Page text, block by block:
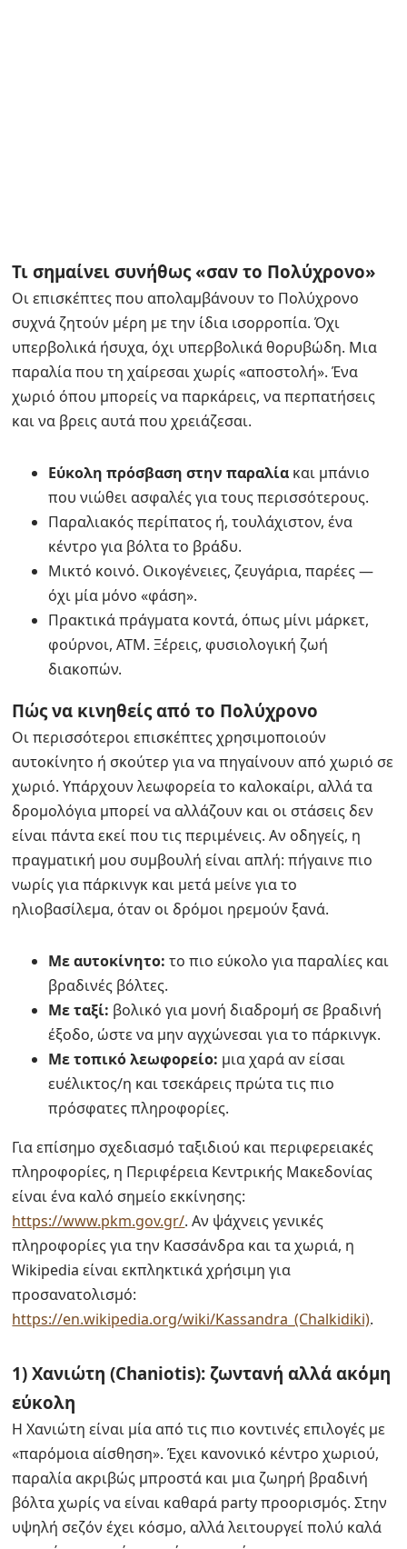
Τι σημαίνει συνήθως «σαν το Πολύχρονο»
Οι επισκέπτες που απολαμβάνουν το Πολύχρονο
συχνά ζητούν μέρη με την ίδια ισορροπία. Όχι
υπερβολικά ήσυχα, όχι υπερβολικά θορυβώδη. Μια
παραλία που τη χαίρεσαι χωρίς «αποστολή». Ένα
χωριό όπου μπορείς να παρκάρεις, να περπατήσεις
και να βρεις αυτά που χρειάζεσαι.
Εύκολη πρόσβαση στην παραλία και μπάνιο
που νιώθει ασφαλές για τους περισσότερους.
Παραλιακός περίπατος ή, τουλάχιστον, ένα
κέντρο για βόλτα το βράδυ.
Μικτό κοινό. Οικογένειες, ζευγάρια, παρέες —
όχι μία μόνο «φάση».
Πρακτικά πράγματα κοντά, όπως μίνι μάρκετ,
φούρνοι, ΑΤΜ. Ξέρεις, φυσιολογική ζωή
διακοπών.
Πώς να κινηθείς από το Πολύχρονο
Οι περισσότεροι επισκέπτες χρησιμοποιούν
αυτοκίνητο ή σκούτερ για να πηγαίνουν από χωριό σε
χωριό. Υπάρχουν λεωφορεία το καλοκαίρι, αλλά τα
δρομολόγια μπορεί να αλλάζουν και οι στάσεις δεν
είναι πάντα εκεί που τις περιμένεις. Αν οδηγείς, η
πραγματική μου συμβουλή είναι απλή: πήγαινε πιο
νωρίς για πάρκινγκ και μετά μείνε για το
ηλιοβασίλεμα, όταν οι δρόμοι ηρεμούν ξανά.
Με αυτοκίνητο: το πιο εύκολο για παραλίες και
βραδινές βόλτες.
Με ταξί: βολικό για μονή διαδρομή σε βραδινή
έξοδο, ώστε να μην αγχώνεσαι για το πάρκινγκ.
Με τοπικό λεωφορείο: μια χαρά αν είσαι
ευέλικτος/η και τσεκάρεις πρώτα τις πιο
πρόσφατες πληροφορίες.
Για επίσημο σχεδιασμό ταξιδιού και περιφερειακές
πληροφορίες, η Περιφέρεια Κεντρικής Μακεδονίας
είναι ένα καλό σημείο εκκίνησης:
https://www.pkm.gov.gr/. Αν ψάχνεις γενικές
πληροφορίες για την Κασσάνδρα και τα χωριά, η
Wikipedia είναι εκπληκτικά χρήσιμη για
προσανατολισμό:
https://en.wikipedia.org/wiki/Kassandra_(Chalkidiki).
1) Χανιώτη (Chaniotis): ζωντανή αλλά ακόμη
εύκολη
Η Χανιώτη είναι μία από τις πιο κοντινές επιλογές με
«παρόμοια αίσθηση». Έχει κανονικό κέντρο χωριού,
παραλία ακριβώς μπροστά και μια ζωηρή βραδινή
βόλτα χωρίς να είναι καθαρά party προορισμός. Στην
υψηλή σεζόν έχει κόσμο, αλλά λειτουργεί πολύ καλά